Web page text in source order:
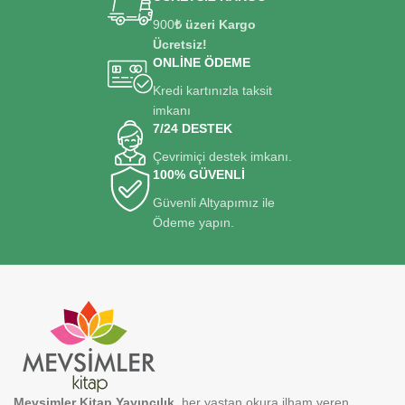
900₺ üzeri Kargo
Ücretsiz!
ONLİNE ÖDEME
Kredi kartınızla taksit
imkanı
7/24 DESTEK
Çevrimiçi destek imkanı.
100% GÜVENLİ
Güvenli Altyapımız ile
Ödeme yapın.